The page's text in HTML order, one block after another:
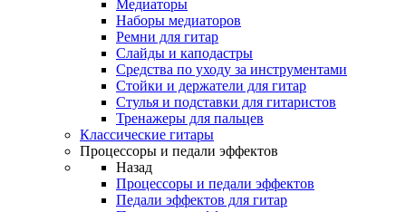
Медиаторы
Наборы медиаторов
Ремни для гитар
Слайды и каподастры
Средства по уходу за инструментами
Стойки и держатели для гитар
Стулья и подставки для гитаристов
Тренажеры для пальцев
Классические гитары
Процессоры и педали эффектов
Назад
Процессоры и педали эффектов
Педали эффектов для гитар